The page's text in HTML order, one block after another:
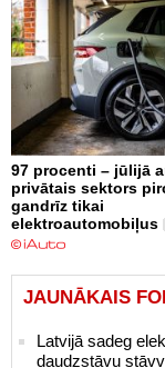
97 procenti – jūlijā
privātais sektors
gandrīz tikai
elektroautomobiļus
JAUNĀKAIS
Latvijā sadeg
daudzstāvu